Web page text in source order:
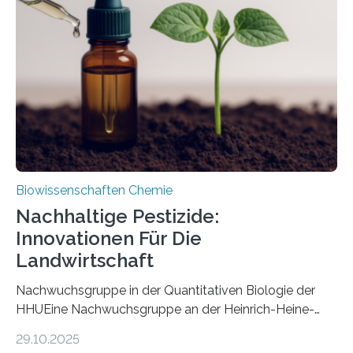
Art einer neuen Gattung beschrieben werden und trägt
nun den Namen Cretosabethes primaevus. Dieser erste
fossile Nachweis einer Stechmückenlarve in Bernstein
stellt gleichzeitig den ersten Fossilfund einer
Mückenlarve aus dem Mesozoikum dar, denn…
Biowissenschaften Chemie
Nachhaltige Pestizide:
Innovationen Für Die
Landwirtschaft
Nachwuchsgruppe in der Quantitativen Biologie der
HHUEine Nachwuchsgruppe an der Heinrich-Heine-
fünf Jahren erforschen, wie Bakterien auf
29.10.2025